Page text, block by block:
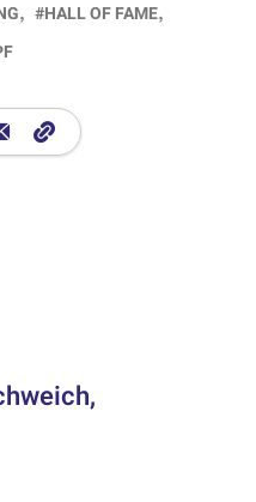
HALL OF FAME